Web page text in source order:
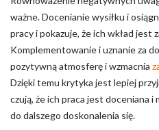
ważne. Docenianie wysiłku i
pracy i pokazuje, że ich wkład jest
Komplementowanie i uznanie za
pozytywną atmosferę i wzmacnia
Dzięki temu krytyka jest lepiej
czują, że ich praca jest doceniana i
do dalszego doskonalenia się.